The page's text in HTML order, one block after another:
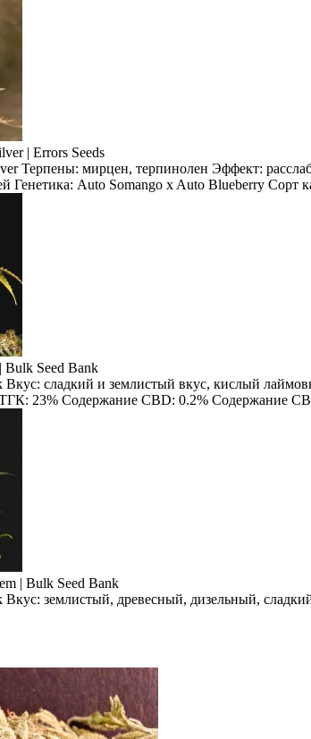
| Errors Seeds
Терпены: мирцен, терпинолен Эффект:
Генетика: Auto Somango x Auto Blueberry Сорт
Bulk Seed Bank
Вкус: сладкий и землистый вкус, кислый
23% Содержание CBD: 0.2% Содержание
| Bulk Seed Bank
Вкус: землистый, древесный, дизельный,